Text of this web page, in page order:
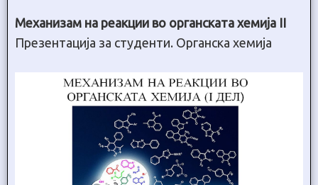
Механизам на реакции во органската хемија II
Презентација за студенти. Органска хемија